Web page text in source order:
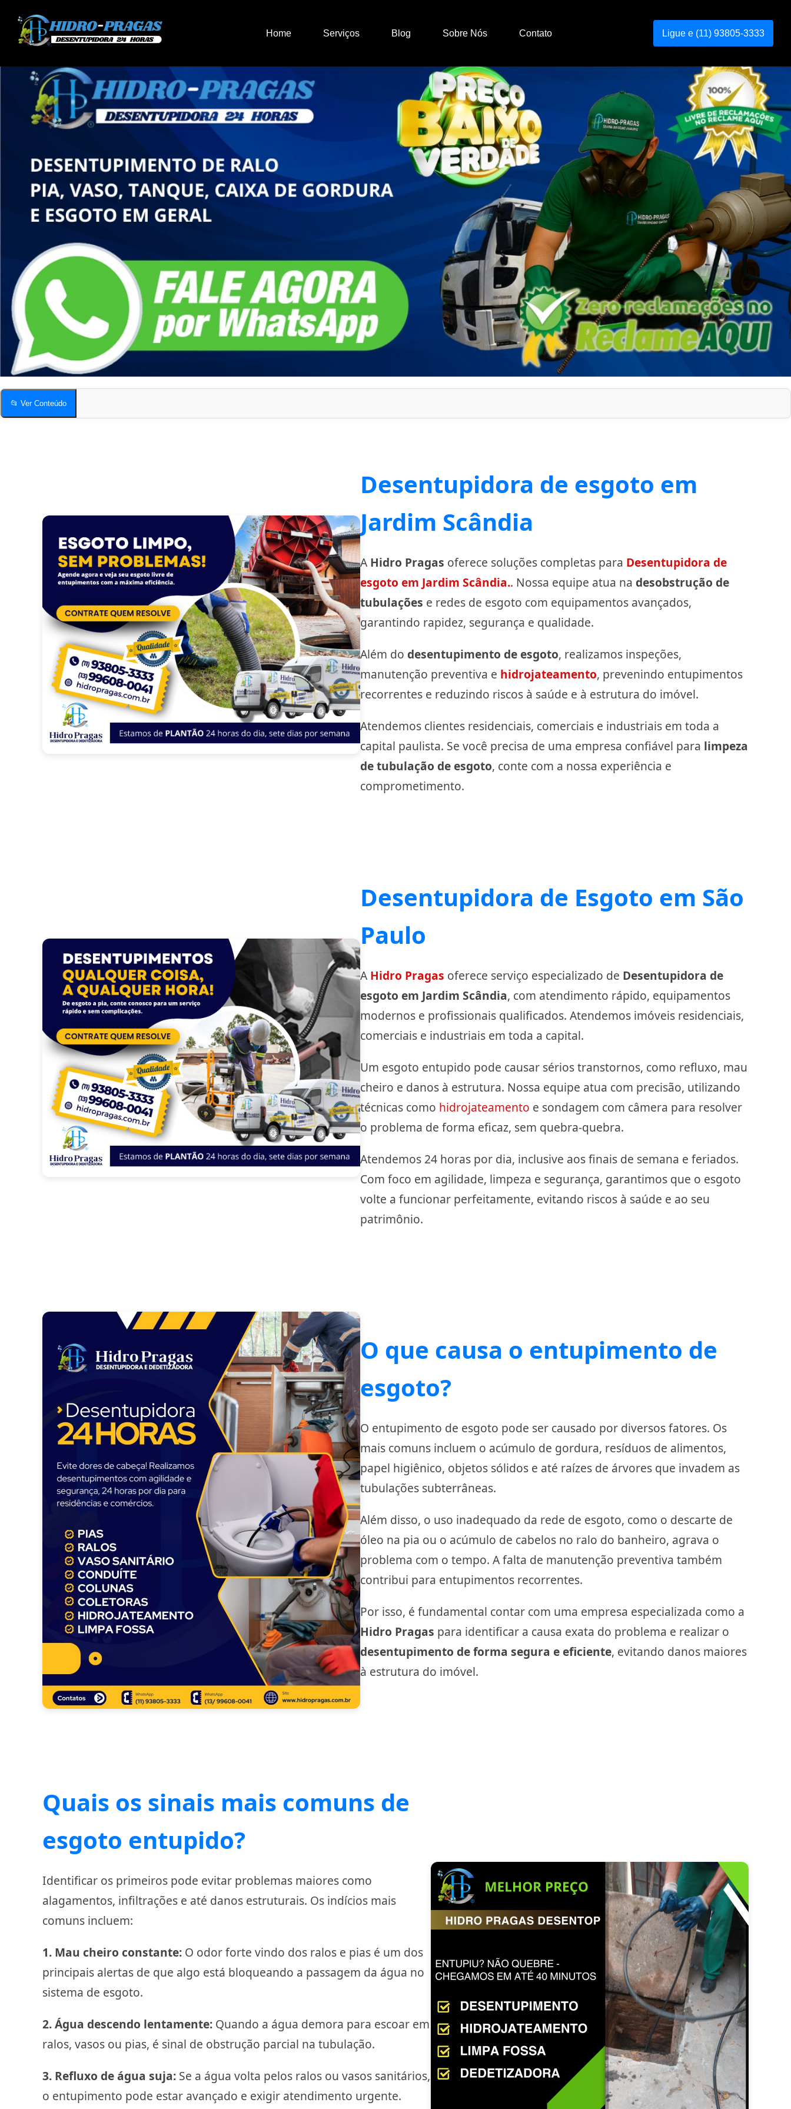
Home Serviços Blog Sobre Nós Contato Ligue e (11) 93805-3333
📂 Ver Conteúdo
O serviço de desentupimento gera muita sujeira?
Desentupidora de esgoto em
Jardim Scândia
A Hidro Pragas oferece soluções completas para Desentupidora de
esgoto em Jardim Scândia.. Nossa equipe atua na desobstrução de
tubulações e redes de esgoto com equipamentos avançados,
garantindo rapidez, segurança e qualidade.
Além do desentupimento de esgoto, realizamos inspeções,
manutenção preventiva e hidrojateamento, prevenindo entupimentos
recorrentes e reduzindo riscos à saúde e à estrutura do imóvel.
Atendemos clientes residenciais, comerciais e industriais em toda a
capital paulista. Se você precisa de uma empresa confiável para limpeza
de tubulação de esgoto, conte com a nossa experiência e
comprometimento.
Desentupidora de Esgoto em São
Paulo
A Hidro Pragas oferece serviço especializado de Desentupidora de
esgoto em Jardim Scândia, com atendimento rápido, equipamentos
modernos e profissionais qualificados. Atendemos imóveis residenciais,
comerciais e industriais em toda a capital.
Um esgoto entupido pode causar sérios transtornos, como refluxo, mau
cheiro e danos à estrutura. Nossa equipe atua com precisão, utilizando
técnicas como hidrojateamento e sondagem com câmera para resolver
o problema de forma eficaz, sem quebra-quebra.
Atendemos 24 horas por dia, inclusive aos finais de semana e feriados.
Com foco em agilidade, limpeza e segurança, garantimos que o esgoto
volte a funcionar perfeitamente, evitando riscos à saúde e ao seu
patrimônio.
O que causa o entupimento de
esgoto?
O entupimento de esgoto pode ser causado por diversos fatores. Os
mais comuns incluem o acúmulo de gordura, resíduos de alimentos,
papel higiênico, objetos sólidos e até raízes de árvores que invadem as
tubulações subterrâneas.
Além disso, o uso inadequado da rede de esgoto, como o descarte de
óleo na pia ou o acúmulo de cabelos no ralo do banheiro, agrava o
problema com o tempo. A falta de manutenção preventiva também
contribui para entupimentos recorrentes.
Por isso, é fundamental contar com uma empresa especializada como a
Hidro Pragas para identificar a causa exata do problema e realizar o
desentupimento de forma segura e eficiente, evitando danos maiores
à estrutura do imóvel.
Quais os sinais mais comuns de
esgoto entupido?
Identificar os primeiros pode evitar problemas maiores como
alagamentos, infiltrações e até danos estruturais. Os indícios mais
comuns incluem:
1. Mau cheiro constante: O odor forte vindo dos ralos e pias é um dos
principais alertas de que algo está bloqueando a passagem da água no
sistema de esgoto.
2. Água descendo lentamente: Quando a água demora para escoar em
ralos, vasos ou pias, é sinal de obstrução parcial na tubulação.
3. Refluxo de água suja: Se a água volta pelos ralos ou vasos sanitários,
o entupimento pode estar avançado e exigir atendimento urgente.